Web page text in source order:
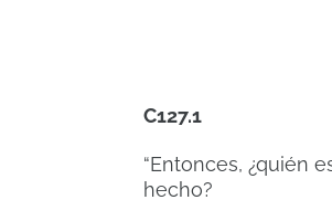
C127.1
“Entonces, ¿quién
hecho?